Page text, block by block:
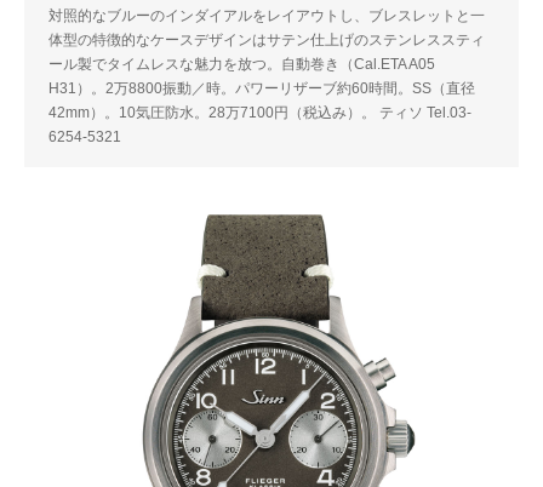
対照的なブルーのインダイアルをレイアウトし、ブレスレットと一
体型の特徴的なケースデザインはサテン仕上げのステンレススティ
ール製でタイムレスな魅力を放つ。自動巻き（Cal.ETA A05
H31）。2万8800振動／時。パワーリザーブ約60時間。SS（直径
42mm）。10気圧防水。28万7100円（税込み）。 ティソ Tel.03-
6254-5321